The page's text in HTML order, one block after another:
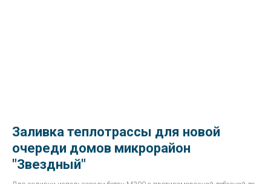
Заливка теплотрассы для новой
очереди домов микрорайон
"Звездный"